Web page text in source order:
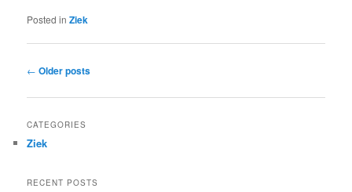
Posted in Ziek
Post
← Older posts
CATEGORIES
Ziek
RECENT POSTS